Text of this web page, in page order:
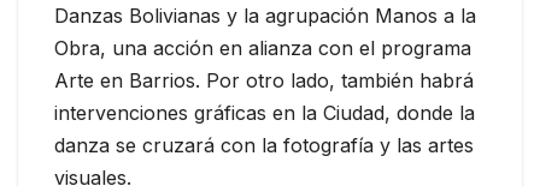
Danzas Bolivianas y la agrupación Manos a la
Obra, una acción en alianza con el programa
Arte en Barrios. Por otro lado, también habrá
intervenciones gráficas en la Ciudad, donde la
danza se cruzará con la fotografía y las artes
visuales.